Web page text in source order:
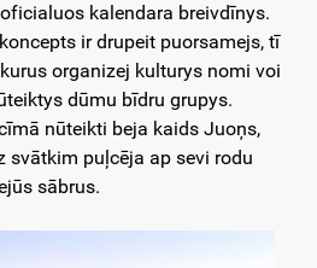
kalendara breivdīnys.
ir drupeit puorsamejs, tī
organizej kulturys nomi voi
dūmu bīdru grupys.
nūteikti beja kaids Juoņs,
svātkim puļcēja ap sevi rodu
sābrus.